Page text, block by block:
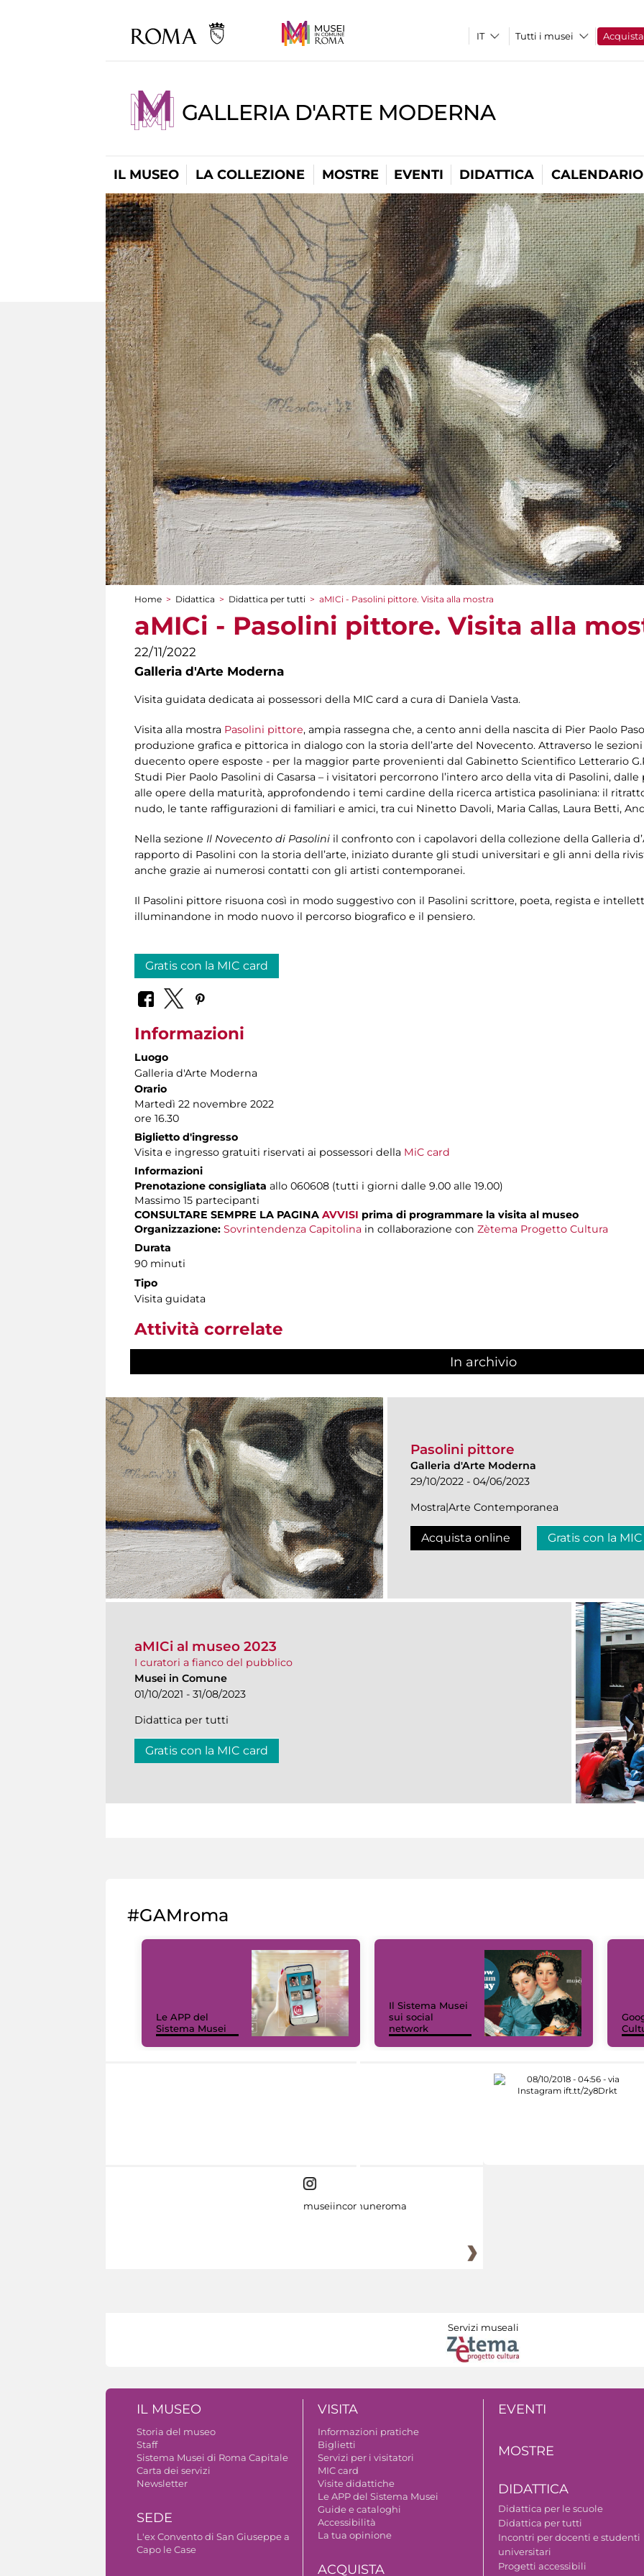
Tutti i musei Acquista
GALLERIA D'ARTE MODERNA
IL MUSEO LA COLLEZIONE MOSTRE EVENTI DIDATTICA CALENDARIO
Tu sei qui
Home > Didattica > Didattica per tutti > aMICi - Pasolini pittore. Visita alla mostra
aMICi - Pasolini pittore. Visita alla
22/11/2022
Galleria d'Arte Moderna
Visita guidata dedicata ai possessori della MIC card a cura di Daniela Vasta.
Visita alla mostra Pasolini pittore, ampia rassegna che, a cento anni della nascita di Pier Paolo
produzione grafica e pittorica in dialogo con la storia dell’arte del Novecento. Attraverso le
duecento opere esposte - per la maggior parte provenienti dal Gabinetto Scientifico Letterario
Studi Pier Paolo Pasolini di Casarsa – i visitatori percorrono l’intero arco della vita di Pasolini,
alle opere della maturità, approfondendo i temi cardine della ricerca artistica pasoliniana: il
nudo, le tante raffigurazioni di familiari e amici, tra cui Ninetto Davoli, Maria Callas, Laura Betti,
Nella sezione Il Novecento di Pasolini il confronto con i capolavori della collezione della Galleria
rapporto di Pasolini con la storia dell’arte, iniziato durante gli studi universitari e gli anni della
anche grazie ai numerosi contatti con gli artisti contemporanei.
Il Pasolini pittore risuona così in modo suggestivo con il Pasolini scrittore, poeta, regista e
illuminandone in modo nuovo il percorso biografico e il pensiero.
Gratis con la MIC card
Informazioni
Luogo
Galleria d'Arte Moderna
Orario
Martedì 22 novembre 2022
ore 16.30
Biglietto d'ingresso
Visita e ingresso gratuiti riservati ai possessori della MiC card
Informazioni
Prenotazione consigliata allo 060608 (tutti i giorni dalle 9.00 alle 19.00)
Massimo 15 partecipanti
CONSULTARE SEMPRE LA PAGINA AVVISI prima di programmare la visita al museo
Organizzazione: Sovrintendenza Capitolina in collaborazione con Zètema Progetto Cultura
Durata
90 minuti
Tipo
Visita guidata
Attività correlate
In archivio
Pasolini pittore
Galleria d'Arte Moderna
29/10/2022 - 04/06/2023
Mostra|Arte Contemporanea
Acquista online Gratis con la
aMICi al museo 2023
I curatori a fianco del pubblico
Musei in Comune
01/10/2021 - 31/08/2023
Didattica per tutti
Gratis con la MIC card
#GAMroma
Le APP del
Sistema Musei
Il Sistema Musei
sui social
network
museiincomuneroma
Servizi museali
IL MUSEO
Storia del museo
Staff
Sistema Musei di Roma Capitale
Carta dei servizi
Newsletter
SEDE
L'ex Convento di San Giuseppe a
Capo le Case
VISITA
Informazioni pratiche
Biglietti
Servizi per i visitatori
MIC card
Visite didattiche
Le APP del Sistema Musei
Guide e cataloghi
Accessibilità
La tua opinione
ACQUISTA
EVENTI
MOSTRE
DIDATTICA
Didattica per le scuole
Didattica per tutti
Incontri per docenti e studenti
universitari
Progetti accessibili